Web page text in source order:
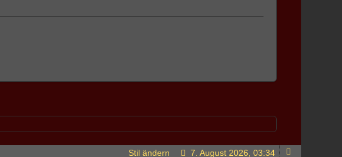
7. August 2026, 03:34
Stil ändern